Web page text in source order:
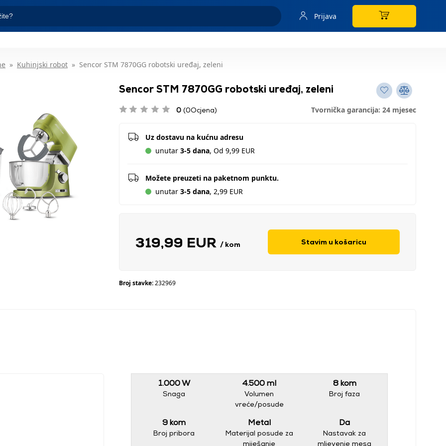
Prijava
Kuhinjski robot Sencor STM 7870GG robotski uređaj, zeleni
Sencor STM 7870GG robotski uređaj, zeleni
0 (0Ocjena) Tvornička garancija: 24 mjesec
Uz dostavu na kućnu adresu
unutar 3-5 dana, Od 9,99 EUR
Možete preuzeti na paketnom punktu.
unutar 3-5 dana, 2,99 EUR
319,99 EUR / kom Stavim u košaricu
Broj stavke:232969
1.000 W
Snaga
4.500 ml
Volumen
vreće/posude
8 kom
Broj faza
9 kom
Broj pribora
Metal
Materijal posude za
miješanje
Da
Nastavak za
mljevenje mesa